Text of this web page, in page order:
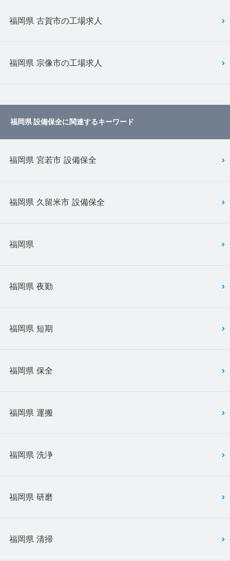
福岡県 古賀市の工場求人
福岡県 宗像市の工場求人
福岡県 設備保全に関連するキーワード
福岡県 宮若市 設備保全
福岡県 久留米市 設備保全
福岡県
福岡県 夜勤
福岡県 短期
福岡県 保全
福岡県 運搬
福岡県 洗浄
福岡県 研磨
福岡県 清掃